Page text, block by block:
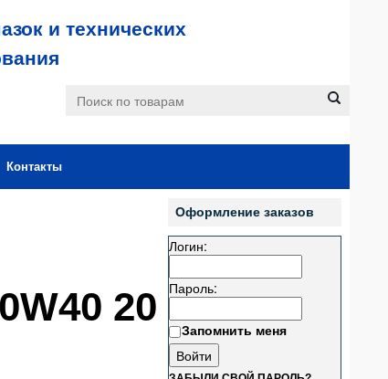
и технических
Контакты
20
Оформление заказов
Логин:
Пароль:
Запомнить меня